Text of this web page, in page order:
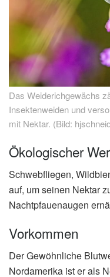
Das Weiderichgewächs
Insektenweiden und
mit Nektar. (Bild:
Ökologischer
Schwebfliegen,
auf, um seinen Nektar
Nachtpfauenaugen
Vorkommen
Der Gewöhnliche
Nordamerika ist er als